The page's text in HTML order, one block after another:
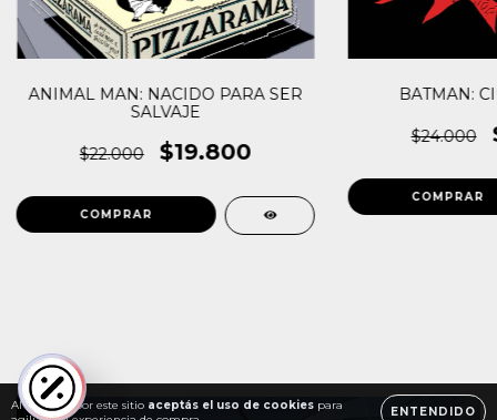
Al navegar por este sitio aceptás el uso de cookies para
ENTENDIDO
ANIMAL MAN: NACIDO PARA SER
SALVAJE
$22.000 $19.800
BATMAN:
$24.000